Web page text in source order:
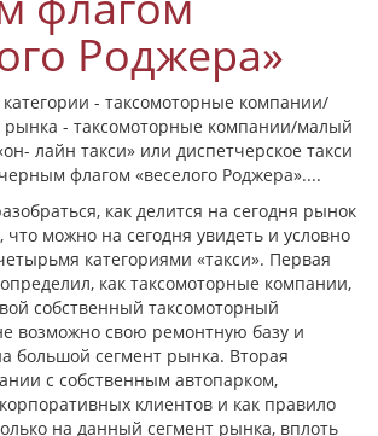
Роджера»
- таксомоторные компании/
рынка - таксомоторные компании/малый
лайн такси» или диспетчерское такси
флагом «веселого Роджера»....
как делится на сегодня рынок
можно на сегодня увидеть и условно
категориями «такси». Первая
как таксомоторные компании,
собственный таксомоторный
возможно свою ремонтную базу и
большой сегмент рынка. Вторая
с собственным автопарком,
клиентов и как правило
на данный сегмент рынка, вплоть